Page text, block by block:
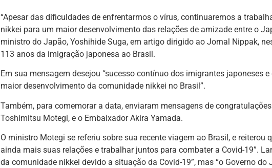
“Apesar das dificuldades de enfrentarmos o vírus, continuaremos a
nikkei para um maior desenvolvimento das relações de amizade entre o
ministro do Japão, Yoshihide Suga, em artigo dirigido ao Jornal Nippak,
113 anos da imigração japonesa ao Brasil.
Em sua mensagem desejou “sucesso contínuo dos imigrantes japoneses
maior desenvolvimento da comunidade nikkei no Brasil”.
Também, para comemorar a data, enviaram mensagens de
Toshimitsu Motegi, e o Embaixador Akira Yamada.
O ministro Motegi se referiu sobre sua recente viagem ao Brasil, e reiterou
ainda mais suas relações e trabalhar juntos para combater a Covid-19”.
da comunidade nikkei devido a situação da Covid-19”, mas “o Governo